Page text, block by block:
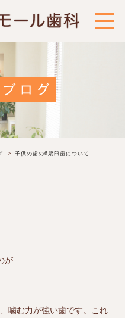
ログ
子供の歯の6歳臼歯について
が
噛む力が強い歯です。これ